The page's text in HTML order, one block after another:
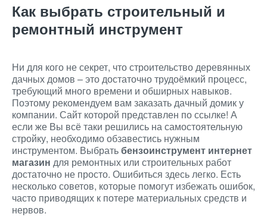
Как выбрать строительный и
ремонтный инструмент
Ни для кого не секрет, что строительство деревянных
дачных домов – это достаточно трудоёмкий процесс,
требующий много времени и обширных навыков.
Поэтому рекомендуем вам заказать дачный домик у
компании. Сайт которой представлен по ссылке! А
если же Вы всё таки решились на самостоятельную
стройку, необходимо обзавестись нужным
инструментом. Выбратьбензоинструмент интернет
магазин для ремонтных или строительных работ
достаточно не просто. Ошибиться здесь легко. Есть
несколько советов, которые помогут избежать ошибок,
часто приводящих к потере материальных средств и
нервов.